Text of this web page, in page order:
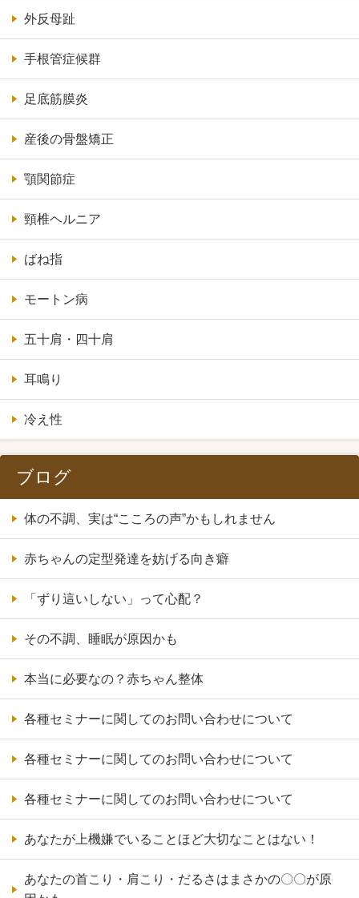
外反母趾
手根管症候群
足底筋膜炎
産後の骨盤矯正
顎関節症
頸椎ヘルニア
ばね指
モートン病
五十肩・四十肩
耳鳴り
冷え性
ブログ
体の不調、実は“こころの声”かもしれません
赤ちゃんの定型発達を妨げる向き癖
「ずり這いしない」って心配？
その不調、睡眠が原因かも
本当に必要なの？赤ちゃん整体
各種セミナーに関してのお問い合わせについて
各種セミナーに関してのお問い合わせについて
各種セミナーに関してのお問い合わせについて
あなたが上機嫌でいることほど大切なことはない！
あなたの首こり・肩こり・だるさはまさかの〇〇が原